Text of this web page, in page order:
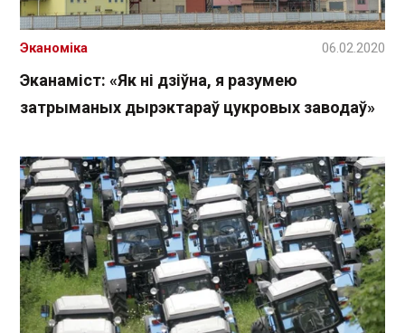
Эканаміст: «Як ні дзіўна, я разумею
затрыманых дырэктараў цукровых заводаў»
Эканоміка 06.02.2020